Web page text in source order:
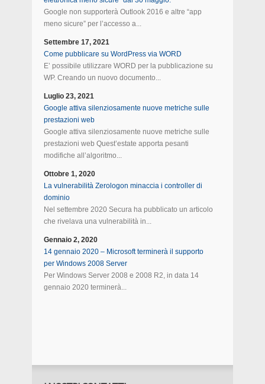
Google non supporterà Outlook 2016 e altre “app
meno sicure” per l’accesso a...
Settembre 17, 2021
Come pubblicare su WordPress via WORD
E’ possibile utilizzare WORD per la pubblicazione su
WP. Creando un nuovo documento...
Luglio 23, 2021
Google attiva silenziosamente nuove metriche sulle
prestazioni web
Google attiva silenziosamente nuove metriche sulle
prestazioni web Quest’estate apporta pesanti
modifiche all’algoritmo...
Ottobre 1, 2020
La vulnerabilità Zerologon minaccia i controller di
dominio
Nel settembre 2020 Secura ha pubblicato un articolo
che rivelava una vulnerabilità in...
Gennaio 2, 2020
14 gennaio 2020 – Microsoft terminerà il supporto
per Windows 2008 Server
Per Windows Server 2008 e 2008 R2, in data 14
gennaio 2020 terminerà...